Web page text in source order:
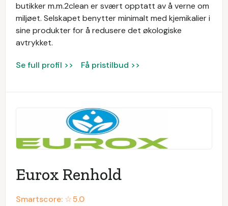
butikker m.m.2clean er svært opptatt av å verne om
miljøet. Selskapet benytter minimalt med kjemikalier i
sine produkter for å redusere det økologiske
avtrykket.
Se full profil >> Få pristilbud >>
Eurox Renhold
Smartscore: ☆5.0